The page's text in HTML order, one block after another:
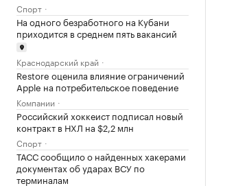
Спорт
На одного безработного на Кубани
приходится в среднем пять вакансий
Краснодарский край
Restore оценила влияние ограничений
Apple на потребительское поведение
Компании
Российский хоккеист подписал новый
контракт в НХЛ на $2,2 млн
Спорт
ТАСС сообщило о найденных хакерами
документах об ударах ВСУ по
терминалам